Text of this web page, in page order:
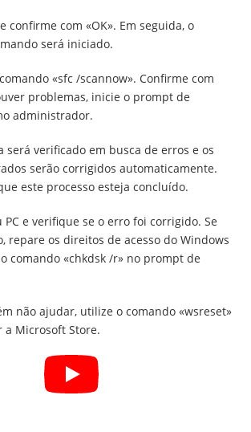
confirme com «OK». Em seguida, o
será iniciado.
«sfc /scannow». Confirme com
problemas, inicie o prompt de
administrador.
será verificado em busca de erros e os
serão corrigidos automaticamente.
este processo esteja concluído.
PC e verifique se o erro foi corrigido. Se
repare os direitos de acesso do Windows
comando «chkdsk /r» no prompt de
não ajudar, utilize o comando «wsreset»
Microsoft Store.